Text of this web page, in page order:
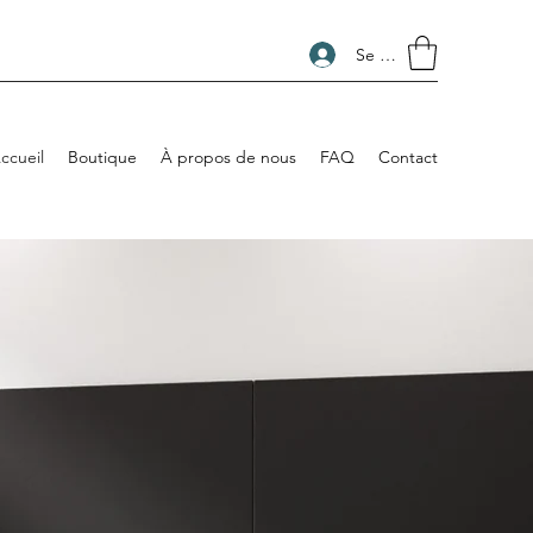
Se connecter
Boutique À propos de nous FAQ Contact